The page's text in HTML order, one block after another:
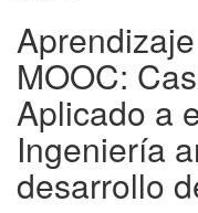
clínica
MOOC:
Aplicado a
Ingeniería
desarrollo